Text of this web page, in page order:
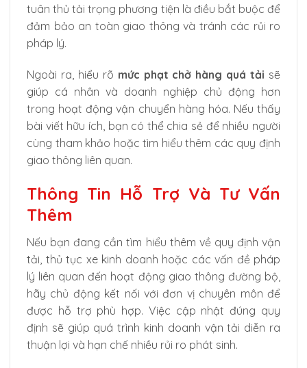
tuân thủ tải trọng phương tiện là điều bắt buộc để
đảm bảo an toàn giao thông và tránh các rủi ro
pháp lý.
Ngoài ra, hiểu rõ mức phạt chở hàng quá tải sẽ
giúp cá nhân và doanh nghiệp chủ động hơn
trong hoạt động vận chuyển hàng hóa. Nếu thấy
bài viết hữu ích, bạn có thể chia sẻ để nhiều người
cùng tham khảo hoặc tìm hiểu thêm các quy định
giao thông liên quan.
Thông Tin Hỗ Trợ Và Tư Vấn
Thêm
Nếu bạn đang cần tìm hiểu thêm về quy định vận
tải, thủ tục xe kinh doanh hoặc các vấn đề pháp
lý liên quan đến hoạt động giao thông đường bộ,
hãy chủ động kết nối với đơn vị chuyên môn để
được hỗ trợ phù hợp. Việc cập nhật đúng quy
định sẽ giúp quá trình kinh doanh vận tải diễn ra
thuận lợi và hạn chế nhiều rủi ro phát sinh.